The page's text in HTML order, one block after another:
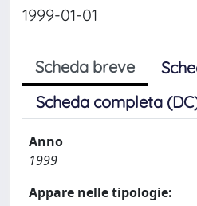
1999-01-01
Scheda breve
Scheda completa
Anno
1999
Appare nelle tipologie: